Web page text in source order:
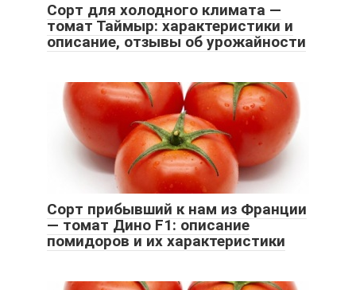
Сорт для холодного климата —
томат Таймыр: характеристики и
описание, отзывы об урожайности
Сорт прибывший к нам из Франции
— томат Дино F1: описание
помидоров и их характеристики